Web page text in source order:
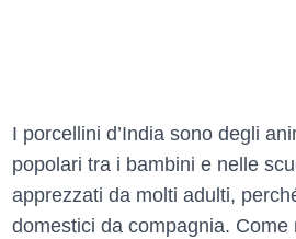
I porcellini d’India sono degli
popolari tra i bambini e nelle
apprezzati da molti adulti,
domestici da compagnia. Come